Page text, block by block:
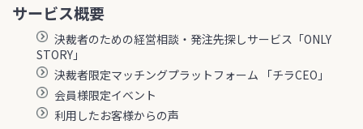
サービス概要
決裁者のための経営相談・発注先探しサービス「ONLY
STORY」
決裁者限定マッチングプラットフォーム 「チラCEO」
会員様限定イベント
利用したお客様からの声